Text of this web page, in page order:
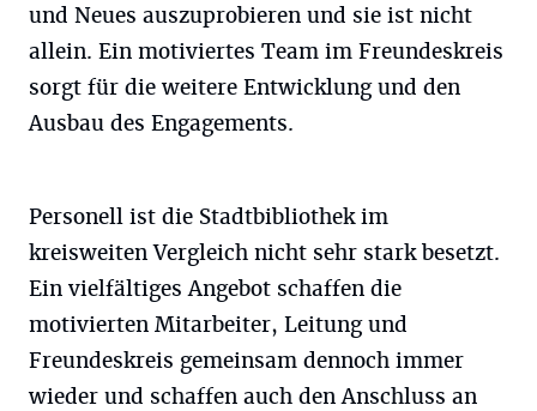
und Neues auszuprobieren und sie ist nicht
allein. Ein motiviertes Team im Freundeskreis
sorgt für die weitere Entwicklung und den
Ausbau des Engagements.
Personell ist die Stadtbibliothek im
kreisweiten Vergleich nicht sehr stark besetzt.
Ein vielfältiges Angebot schaffen die
motivierten Mitarbeiter, Leitung und
Freundeskreis gemeinsam dennoch immer
wieder und schaffen auch den Anschluss an